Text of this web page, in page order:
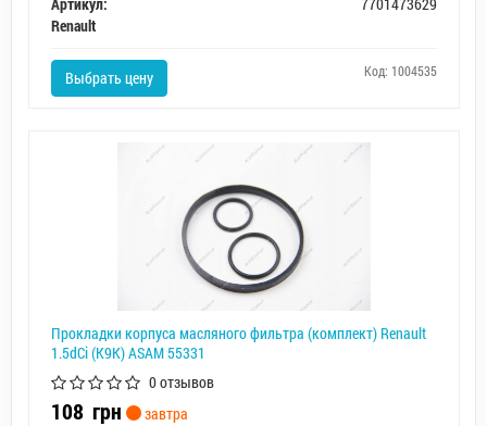
Renault
Выбрать цену Код: 1004535
Прокладки корпуса масляного фильтра (комплект) Renault
1.5dCi (K9K) ASAM 55331
0 отзывов
108 грн
завтра